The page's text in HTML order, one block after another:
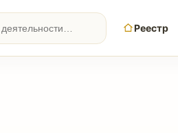
Реестр